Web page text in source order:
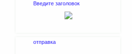
Введите заголовок
отправка